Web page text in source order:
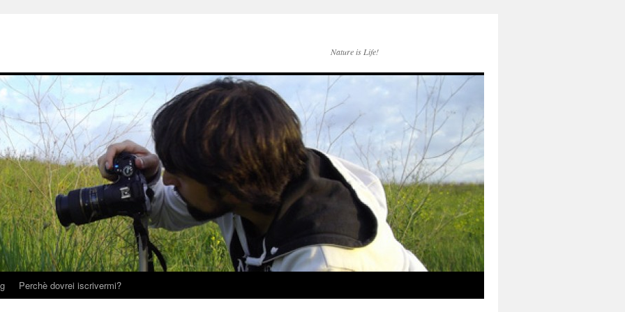
Nature is Life!
Perchè dovrei iscrivermi?